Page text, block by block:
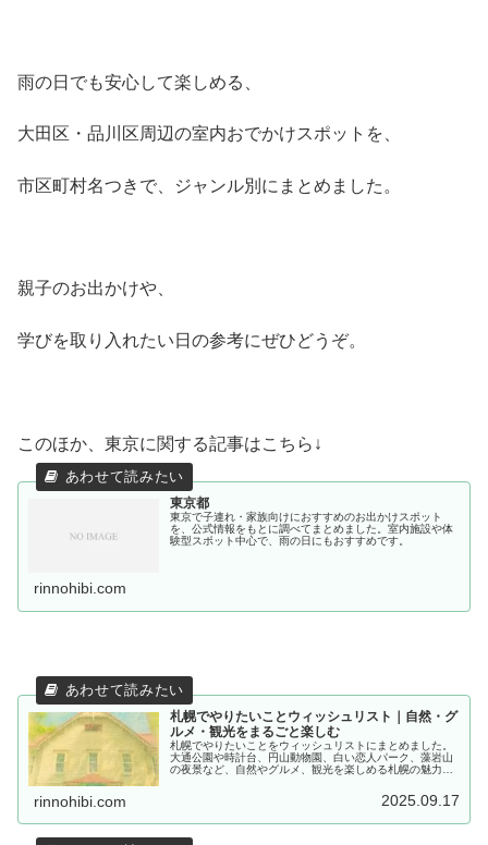
雨の日でも安心して楽しめる、
大田区・品川区周辺の室内おでかけスポットを、
市区町村名つきで、ジャンル別にまとめました。
親子のお出かけや、
学びを取り入れたい日の参考にぜひどうぞ。
このほか、東京に関する記事はこちら↓
東京都
東京で子連れ・家族向けにおすすめのお出かけスポット
を、公式情報をもとに調べてまとめました。室内施設や体
験型スポット中心で、雨の日にもおすすめです。
rinnohibi.com
札幌でやりたいことウィッシュリスト｜自然・グ
ルメ・観光をまるごと楽しむ
札幌でやりたいことをウィッシュリストにまとめました。
大通公園や時計台、円山動物園、白い恋人パーク、藻岩山
の夜景など、自然やグルメ、観光を楽しめる札幌の魅力を
rinnohibi.com 2025.09.17